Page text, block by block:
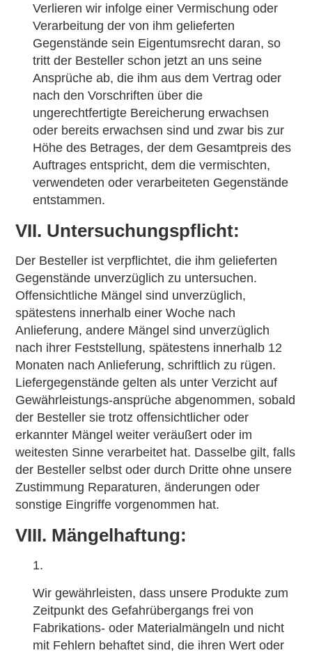
Verlieren wir infolge einer Vermischung oder
Verarbeitung der von ihm gelieferten
Gegenstände sein Eigentumsrecht daran, so
tritt der Besteller schon jetzt an uns seine
Ansprüche ab, die ihm aus dem Vertrag oder
nach den Vorschriften über die
ungerechtfertigte Bereicherung erwachsen
oder bereits erwachsen sind und zwar bis zur
Höhe des Betrages, der dem Gesamtpreis des
Auftrages entspricht, dem die vermischten,
verwendeten oder verarbeiteten Gegenstände
entstammen.
VII. Untersuchungspflicht:
Der Besteller ist verpflichtet, die ihm gelieferten
Gegenstände unverzüglich zu untersuchen.
Offensichtliche Mängel sind unverzüglich,
spätestens innerhalb einer Woche nach
Anlieferung, andere Mängel sind unverzüglich
nach ihrer Feststellung, spätestens innerhalb 12
Monaten nach Anlieferung, schriftlich zu rügen.
Liefergegenstände gelten als unter Verzicht auf
Gewährleistungs-ansprüche abgenommen, sobald
der Besteller sie trotz offensichtlicher oder
erkannter Mängel weiter veräußert oder im
weitesten Sinne verarbeitet hat. Dasselbe gilt, falls
der Besteller selbst oder durch Dritte ohne unsere
Zustimmung Reparaturen, änderungen oder
sonstige Eingriffe vorgenommen hat.
VIII. Mängelhaftung:
Wir gewährleisten, dass unsere Produkte zum
Zeitpunkt des Gefahrübergangs frei von
Fabrikations- oder Materialmängeln und nicht
mit Fehlern behaftet sind, die ihren Wert oder